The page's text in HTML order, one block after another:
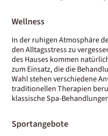
Wellness
In der ruhigen Atmosphäre
den Alltagsstress zu
des Hauses kommen
zum Einsatz, die die
Wahl stehen verschiedene
traditionellen Therapien
klassische Spa-
Sportangebote